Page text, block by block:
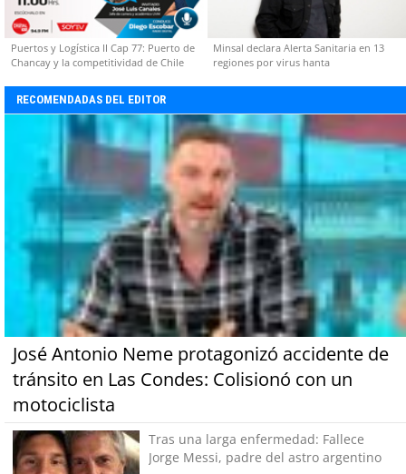
Puertos y Logística II Cap 77: Puerto de
Chancay y la competitividad de Chile
Minsal declara Alerta Sanitaria en 13
regiones por virus hanta
RECOMENDADAS DEL EDITOR
José Antonio Neme protagonizó accidente de
tránsito en Las Condes: Colisionó con un
motociclista
Tras una larga enfermedad: Fallece
Jorge Messi, padre del astro argentino